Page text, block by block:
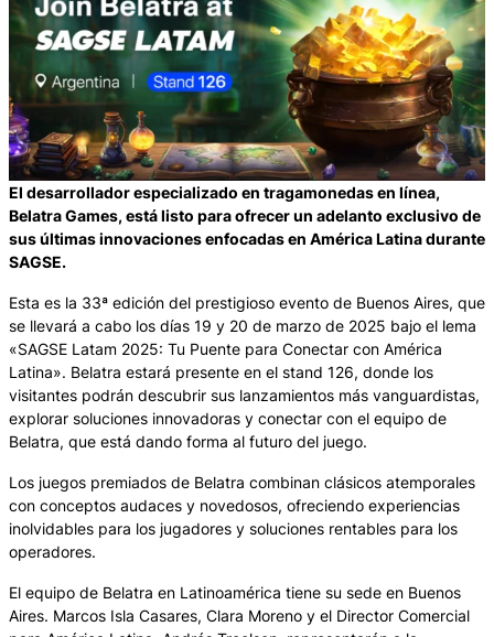
El desarrollador especializado en tragamonedas en línea,
Belatra Games, está listo para ofrecer un adelanto exclusivo de
sus últimas innovaciones enfocadas en América Latina durante
SAGSE.
Esta es la 33ª edición del prestigioso evento de Buenos Aires, que
se llevará a cabo los días 19 y 20 de marzo de 2025 bajo el lema
«SAGSE Latam 2025: Tu Puente para Conectar con América
Latina». Belatra estará presente en el stand 126, donde los
visitantes podrán descubrir sus lanzamientos más vanguardistas,
explorar soluciones innovadoras y conectar con el equipo de
Belatra, que está dando forma al futuro del juego.
Los juegos premiados de Belatra combinan clásicos atemporales
con conceptos audaces y novedosos, ofreciendo experiencias
inolvidables para los jugadores y soluciones rentables para los
operadores.
El equipo de Belatra en Latinoamérica tiene su sede en Buenos
Aires. Marcos Isla Casares, Clara Moreno y el Director Comercial